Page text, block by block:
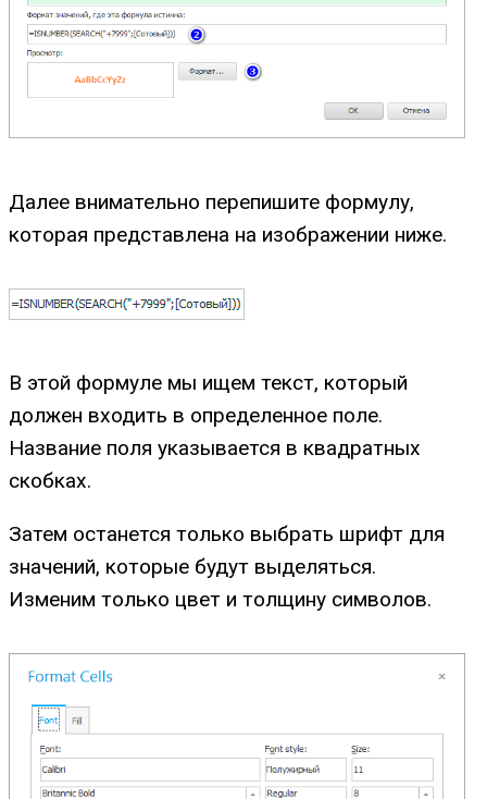
Далее внимательно перепишите формулу,
которая представлена на изображении ниже.
В этой формуле мы ищем текст, который
должен входить в определенное поле.
Название поля указывается в квадратных
скобках.
Затем останется только выбрать шрифт для
значений, которые будут выделяться.
Изменим только цвет и толщину символов.